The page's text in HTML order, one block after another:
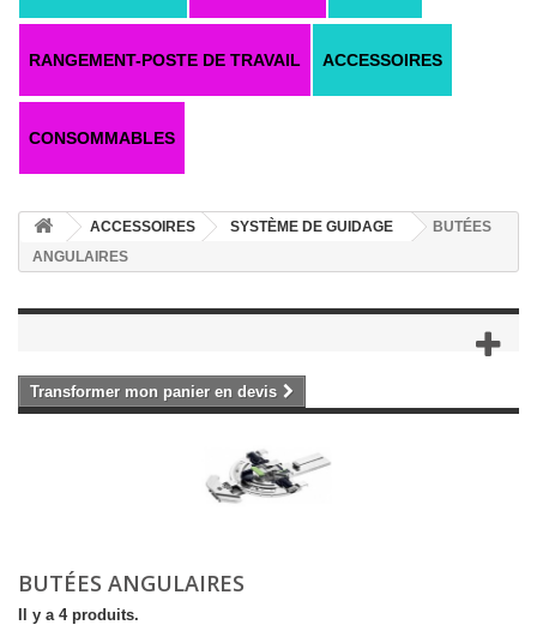
RANGEMENT-POSTE DE TRAVAIL ACCESSOIRES
CONSOMMABLES
ACCESSOIRES SYSTÈME DE GUIDAGE
BUTÉES
ANGULAIRES
Transformer mon panier en devis
BUTÉES ANGULAIRES
Il y a 4 produits.